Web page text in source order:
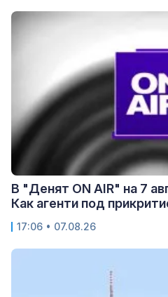
В "Денят ON AIR" на 7
Как агенти под
17:06 • 07.08.26